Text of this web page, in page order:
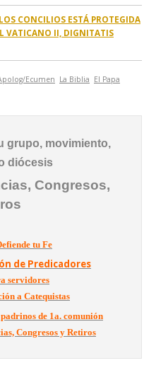
CONCILIOS ESTÁ PROTEGIDA
VATICANO II, DIGNITATIS
Ecumen La Biblia El Papa
grupo, movimiento,
diócesis
Congresos,
tu Fe
de Predicadores
servidores
a Catequistas
padrinos de 1a. comunión
Congresos y Retiros